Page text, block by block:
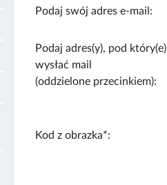
Podaj swój adres e-mail:
Podaj adres(y), pod który(e)
wysłać mail
(oddzielone przecinkiem):
Kod z obrazka*: